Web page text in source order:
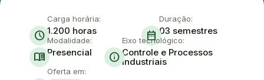
schedule
Carga horária:
1.200 horas date_range
Duração:
03 semestres
menu_book
Modalidade:
Presencial info
Eixo tecnológico:
Controle e Processos
Industriais
Oferta em: